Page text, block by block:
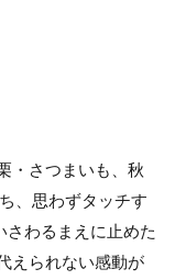
・さつまいも、秋
、思わずタッチす
わるまえに止めた
えられない感動が